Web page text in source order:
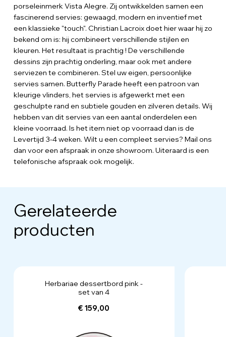
porseleinmerk Vista Alegre. Zij ontwikkelden samen een
fascinerend servies: gewaagd, modern en inventief met
een klassieke "touch". Christian Lacroix doet hier waar hij zo
bekend om is: hij combineert verschillende stijlen en
kleuren. Het resultaat is prachtig ! De verschillende
dessins zijn prachtig onderling, maar ook met andere
serviezen te combineren. Stel uw eigen, persoonlijke
servies samen. Butterfly Parade heeft een patroon van
kleurige vlinders, het servies is afgewerkt met een
geschulpte rand en subtiele gouden en zilveren details. Wij
hebben van dit servies van een aantal onderdelen een
kleine voorraad. Is het item niet op voorraad dan is de
Levertijd 3-4 weken. Wilt u een compleet servies? Mail ons
dan voor een afspraak in onze showroom. Uiteraard is een
telefonische afspraak ook mogelijk.
Gerelateerde
producten
Herbariae dessertbord pink -
set van 4
€ 159,00